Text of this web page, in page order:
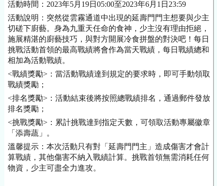
活動時間：2023年5月19日05:00至2023年6月1日23:59
活動說明：突然從雲霧通道中出現的延壽門門主想要與少主
切磋下廚藝。身為九重天任命的食神，少主沒有理由拒絕，
施展精湛的廚藝技巧，與對方開展冷食拼盤的對決吧！每日
挑戰活動首領的最高戰績將會作為當天戰績，每日戰績總和
相加為活動戰績。
<戰績獎勵>：當活動戰績達到規定的要求時，即可手動領取
戰績獎勵；
<排名獎勵>：活動結束後將按照總戰績排名，通過郵件發放
排名獎勵；
<挑戰獎勵>：累計挑戰達到指定天數，可領取活動專屬徽章
「添壽蔬」。
溫馨提示：本次活動只有對「延壽門門主」造成傷害才會計
算戰績，其他傷害不納入戰績計算。挑戰首領無需消耗任何
物資，少主可盡全力進攻。